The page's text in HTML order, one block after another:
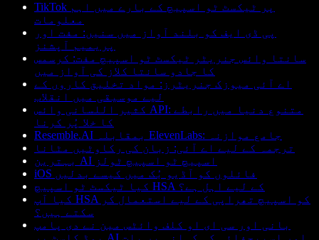
TikTok پر ٹیکسٹ ٹو اسپیچ کے بارے میں اہم
معلومات
پی ڈی ایف کو بلند آواز میں سنیں: مفت اور
پریمیم آپشنز
سانتا وائس جنریٹر ٹیکسٹ ٹو اسپیچ مفت: کرسمس
کا جادو سانتا کلاز کی آواز میں
اے آئی میوزک جنریٹرز: مواد تخلیق کاروں کے
لیے موسیقی میں انقلاب
کثیر اللسانی وائس API: متنوع دنیا میں رابطے
کا خلا پُر کرنا
Resemble.AI بمقابلہ ElevenLabs: جامع موازنہ
ترجمہ کے لیے اے آئی: زبان کی رکاوٹیں مٹانا
بہترین AI اسپیچ ٹو اسپیچ ٹولز
iOS فائلوں کو آڈیو بُک میں کیسے بدلیں
کیا ٹیکسٹ ٹو اسپیچ HSA کے لیے اہل ہے؟
کیا آپ HSA کو اسپیچ تھراپی کے لیے استعمال کر
سکتے ہیں؟
بانی اور سی ای او کلف وائٹس مین نے دی پامپ